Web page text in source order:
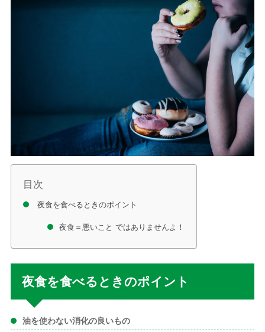
目次
夜食を食べるときのポイント
夜食＝悪いこと ではありませんよ！
夜食を食べるときのポイント
油を使わない消化の良いもの